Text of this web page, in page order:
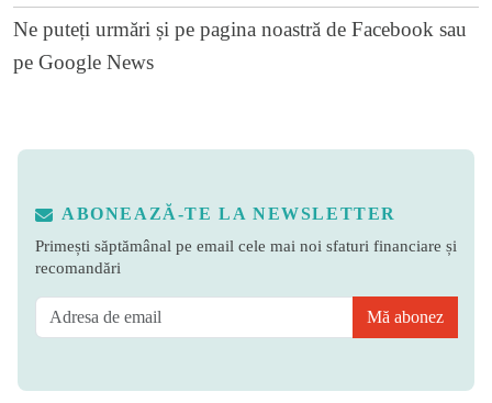
Ne puteți urmări și pe pagina noastră de Facebook sau
pe Google News
ABONEAZĂ-TE LA NEWSLETTER
Primești săptămânal pe email cele mai noi sfaturi financiare și
recomandări
Mă abonez